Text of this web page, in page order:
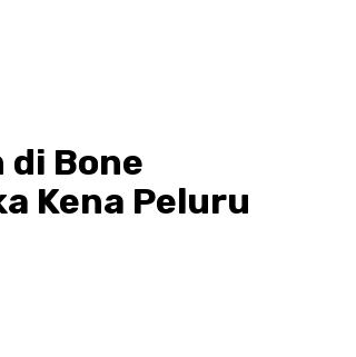
di Bone
Kena Peluru